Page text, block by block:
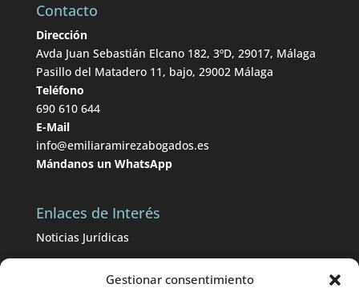
Gestionar consentimiento
Contacto
Dirección
Avda Juan Sebastián Elcano 182, 3ºD, 29017, Málaga
Pasillo del Matadero 11, bajo, 29002 Málaga
Teléfono
690 610 644
E-Mail
info@emiliaramirezabogados.es
Mándanos un WhatsApp
Enlaces de Interés
Noticias Jurídicas